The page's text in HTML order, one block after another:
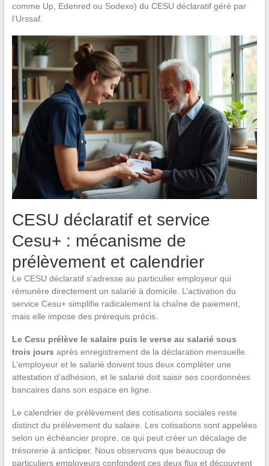
comme Up, Edenred ou Sodexo) du CESU déclaratif géré par
l’Urssaf.
CESU déclaratif et service
Cesu+ : mécanisme de
prélèvement et calendrier
Le CESU déclaratif s’adresse au particulier employeur qui
rémunère directement un salarié à domicile. L’activation du
service Cesu+ simplifie radicalement la chaîne de paiement,
mais elle impose des prérequis précis.
Le Cesu prélève le salaire puis le verse au salarié sous
trois jours après enregistrement de la déclaration mensuelle.
L’employeur et le salarié doivent tous deux compléter une
attestation d’adhésion, et le salarié doit saisir ses coordonnées
bancaires dans son espace en ligne.
Le calendrier de prélèvement des cotisations sociales reste
distinct du prélèvement du salaire. Les cotisations sont appelées
selon un échéancier propre, ce qui peut créer un décalage de
trésorerie à anticiper. Nous observons que beaucoup de
particuliers employeurs confondent ces deux flux et découvrent